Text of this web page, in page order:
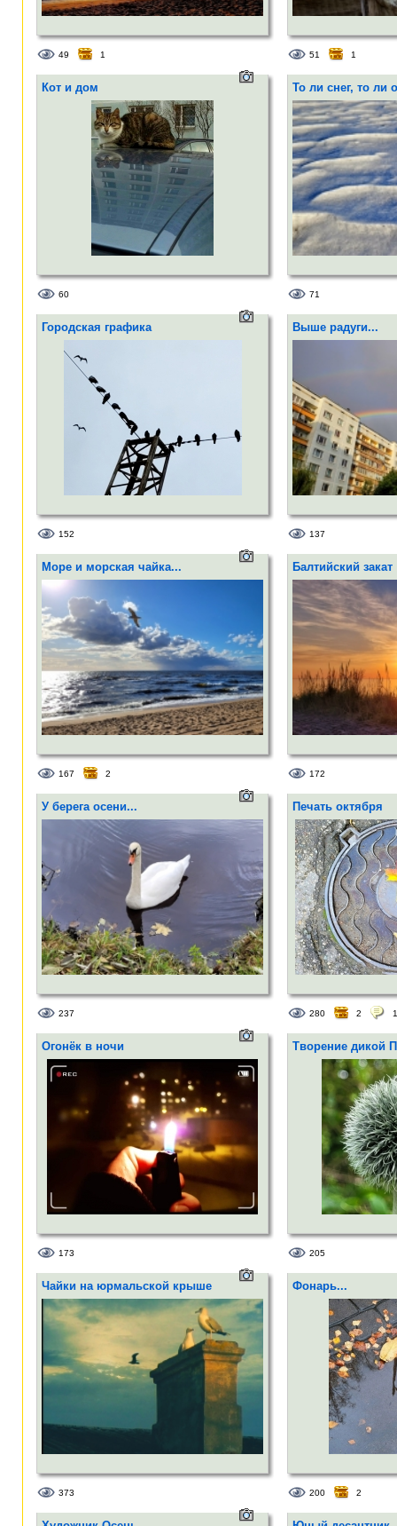
49 1 51 1
Кот и дом
60
То ли снег, то ли
71
Городская графика
152
Выше радуги...
137
Море и морская чайка...
167 2
Балтийский закат
172
У берега осени...
237
Печать октября
280 2 1
Огонёк в ночи
173
Творение дикой
205
Чайки на юрмальской крыше
373
Фонарь...
200 2